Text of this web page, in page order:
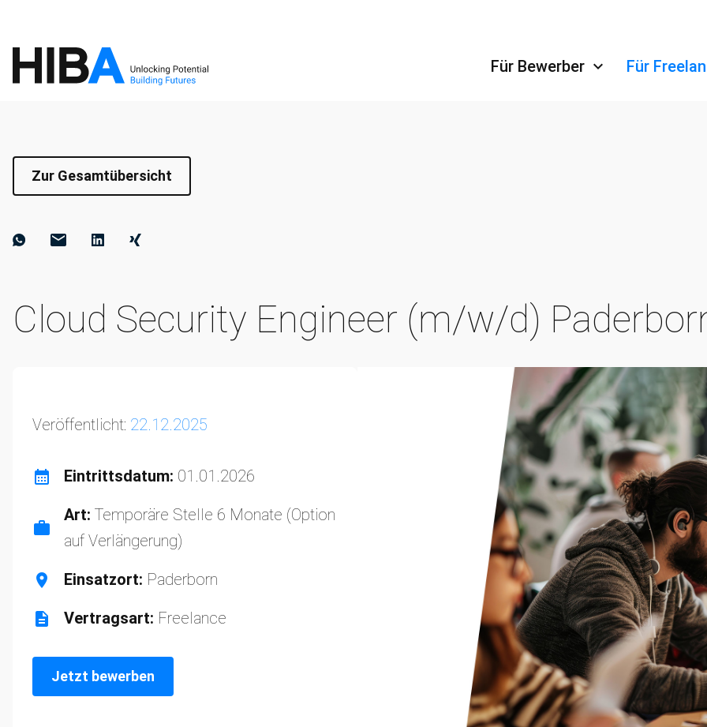
Für Bewerber
Für
Zur Gesamtübersicht
Cloud Security Engineer (m/w/d)
Veröffentlicht: 22.12.2025
Eintrittsdatum: 01.01.2026
Art: Temporäre Stelle 6 Monate (Option
auf Verlängerung)
Einsatzort: Paderborn
Vertragsart: Freelance
Jetzt bewerben